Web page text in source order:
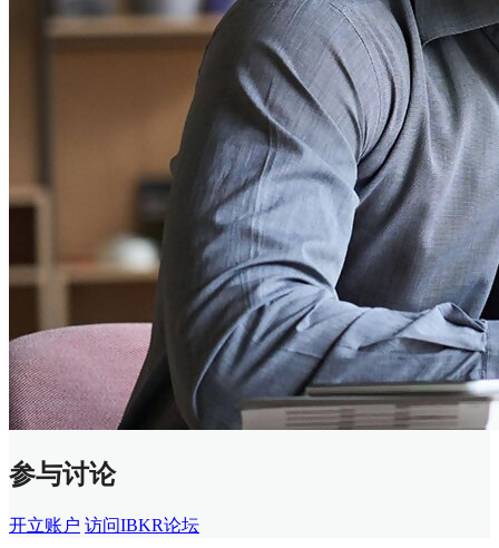
参与讨论
开立账户 访问IBKR论坛